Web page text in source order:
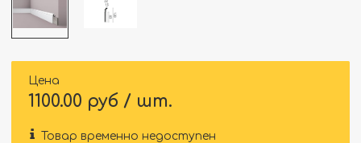
Цена
1100.00 руб / шт.
Товар временно недоступен